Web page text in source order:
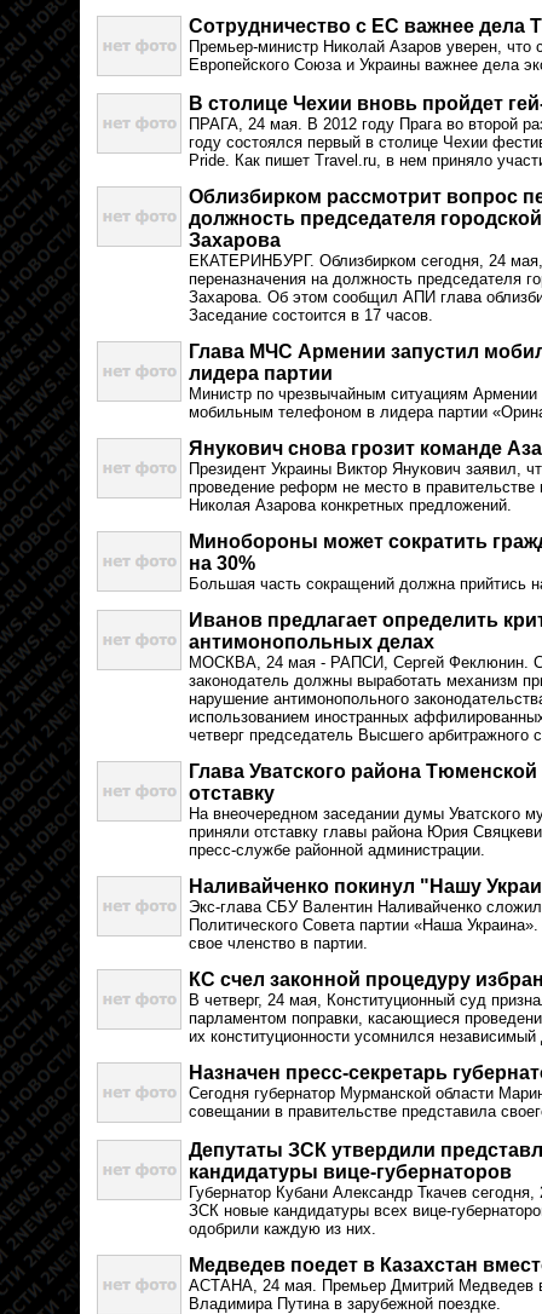
Сотрудничество с ЕС важнее дела
Премьер-министр Николай Азаров уверен, что
Европейского Союза и Украины важнее дела
В столице Чехии вновь пройдет
ПРАГА, 24 мая. В 2012 году Прага во второй
году состоялся первый в столице Чехии
Pride. Как пишет Travel.ru, в нем приняло
Облизбирком рассмотрит вопрос
должность председателя
Захарова
ЕКАТЕРИНБУРГ. Облизбирком сегодня, 24
переназначения на должность председателя
Захарова. Об этом сообщил АПИ глава
Заседание состоится в 17 часов.
Глава МЧС Армении запустил
лидера партии
Министр по чрезвычайным ситуациям
мобильным телефоном в лидера партии
Янукович снова грозит команде
Президент Украины Виктор Янукович заявил,
проведение реформ не место в
Николая Азарова конкретных предложений.
Минобороны может сократить
на 30%
Большая часть сокращений должна прийтись
Иванов предлагает определить
антимонопольных делах
МОСКВА, 24 мая - РАПСИ, Сергей Феклюнин.
законодатель должны выработать механизм
нарушение антимонопольного
использованием иностранных
четверг председатель Высшего
Глава Уватского района
отставку
На внеочередном заседании думы Уватского
приняли отставку главы района Юрия
пресс-службе районной администрации.
Наливайченко покинул "Нашу
Экс-глава СБУ Валентин Наливайченко
Политического Совета партии «Наша
свое членство в партии.
КС счел законной процедуру
В четверг, 24 мая, Конституционный суд
парламентом поправки, касающиеся
их конституционности усомнился
Назначен пресс-секретарь
Сегодня губернатор Мурманской области
совещании в правительстве представила
Депутаты ЗСК утвердили
кандидатуры вице-губернаторов
Губернатор Кубани Александр Ткачев
ЗСК новые кандидатуры всех вице-
одобрили каждую из них.
Медведев поедет в Казахстан
АСТАНА, 24 мая. Премьер Дмитрий Медведев
Владимира Путина в зарубежной поездке.